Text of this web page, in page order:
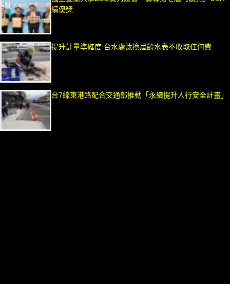
績優獎
提升計量準確度 台水處汰換屆齡水表不收取任何費
台7線東港路配合交通部推動「永續提升人行安全計畫」